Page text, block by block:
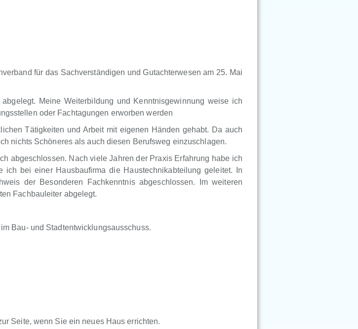
für das Sachverständigen und Gutachterwesen am 25. Mai
Meine Weiterbildung und Kenntnisgewinnung weise ich
oder Fachtagungen erworben werden
Tätigkeiten und Arbeit mit eigenen Händen gehabt. Da auch
nichts Schöneres als auch diesen Berufsweg einzuschlagen.
abgeschlossen. Nach viele Jahren der Praxis Erfahrung habe ich
bei einer Hausbaufirma die Haustechnikabteilung geleitet. In
der Besonderen Fachkenntnis abgeschlossen. Im weiteren
Fachbauleiter abgelegt.
Bau- und Stadtentwicklungsausschuss.
Seite, wenn Sie ein neues Haus errichten.